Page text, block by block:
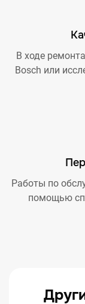
В ходе
Bosch или
Работы по
помощью